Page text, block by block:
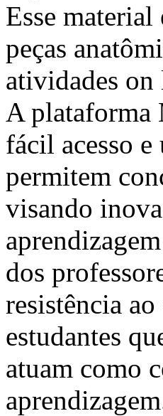
Esse
peças
atividades
A plataforma
fácil acesso
permitem
visando
dos
resistência
estudantes
atuam como